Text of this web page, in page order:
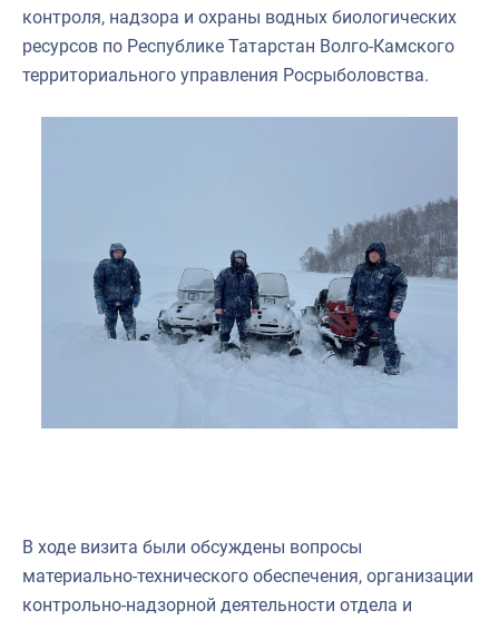
контроля, надзора и охраны водных биологических
ресурсов по Республике Татарстан Волго-Камского
территориального управления Росрыболовства.
В ходе визита были обсуждены вопросы
материально-технического обеспечения, организации
контрольно-надзорной деятельности отдела и